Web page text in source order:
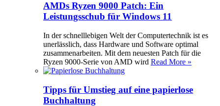
AMDs Ryzen 9000 Patch: Ein
Leistungsschub für Windows 11
In der schnelllebigen Welt der Computertechnik ist es
unerlässlich, dass Hardware und Software optimal
zusammenarbeiten. Mit dem neuesten Patch für die
Ryzen 9000-Serie von AMD wird Read More »
Tipps für Umstieg auf eine papierlose
Buchhaltung